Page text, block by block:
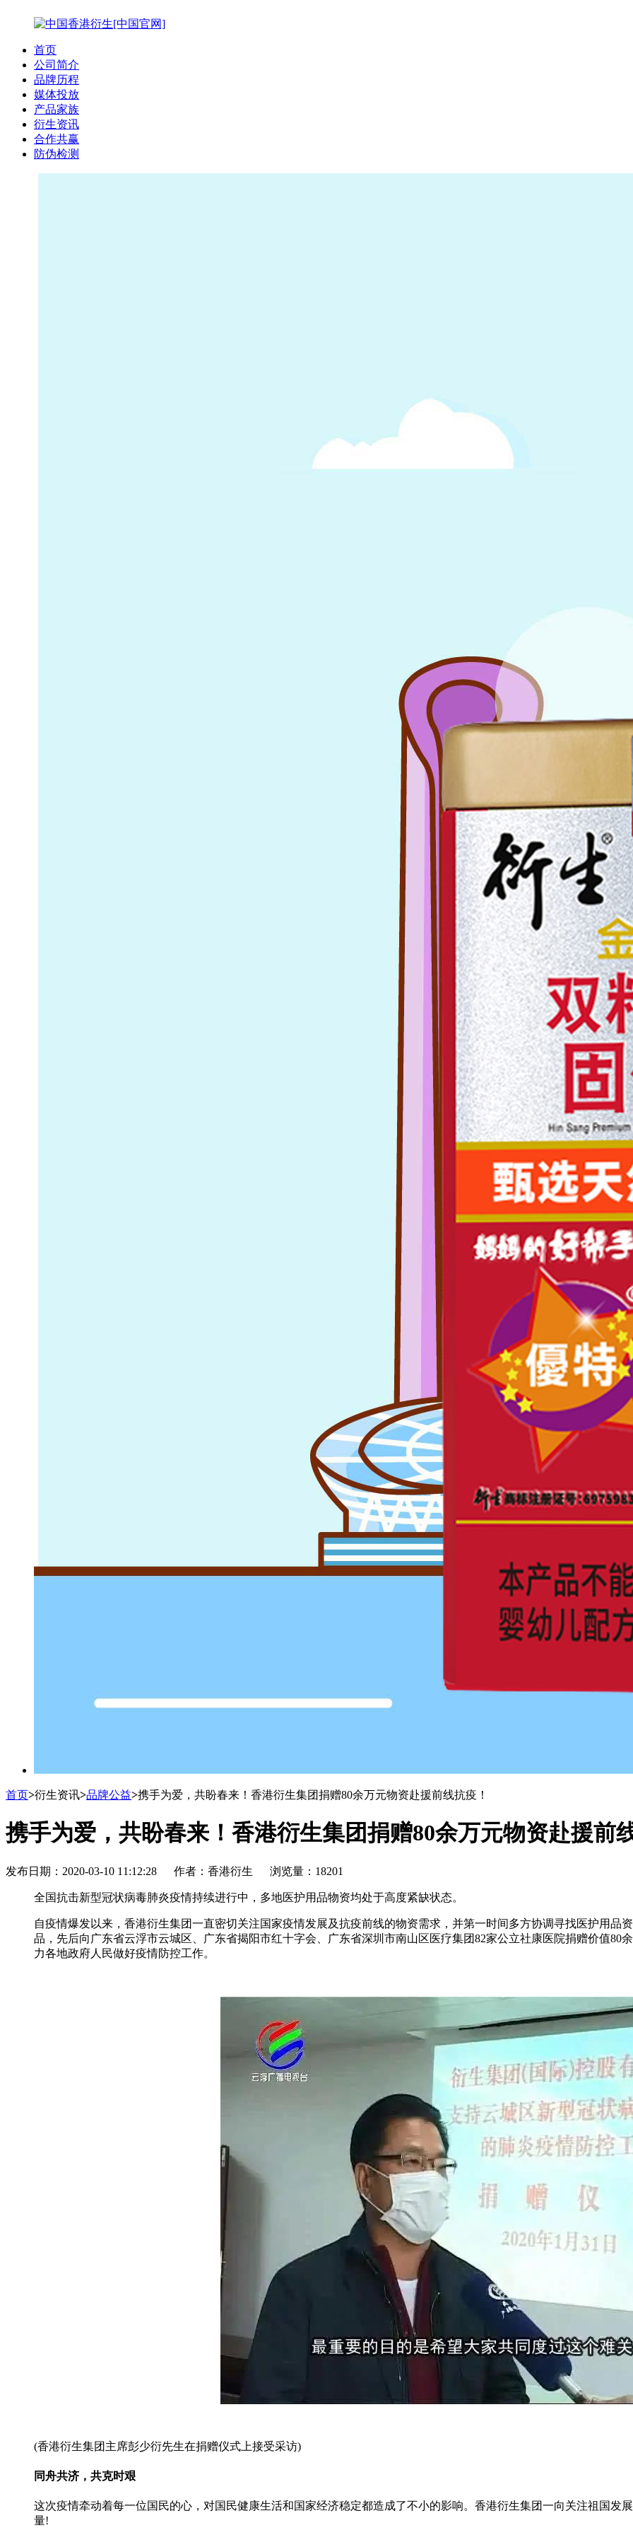
首页
公司简介
品牌历程
媒体投放
产品家族
衍生资讯
合作共赢
防伪检测
首页>衍生资讯>品牌公益>携手为爱，共盼春来！香港衍生集团捐赠80余万元物资赴援前线抗疫！
携手为爱，共盼春来！香港衍生集团捐赠80余万元物资赴援前
发布日期：2020-03-10 11:12:28 作者：香港衍生 浏览量：18201
全国抗击新型冠状病毒肺炎疫情持续进行中，多地医护用品物资均处于高度紧缺状态。
自疫情爆发以来，香港衍生集团一直密切关注国家疫情发展及抗疫前线的物资需求，并第一时间多方协调寻找医护用品
品，先后向广东省云浮市云城区、广东省揭阳市红十字会、广东省深圳市南山区医疗集团82家公立社康医院捐赠价值80
力各地政府人民做好疫情防控工作。
(香港衍生集团主席彭少衍先生在捐赠仪式上接受采访)
同舟共济，共克时艰
这次疫情牵动着每一位国民的心，对国民健康生活和国家经济稳定都造成了不小的影响。香港衍生集团一向关注祖国发
量!